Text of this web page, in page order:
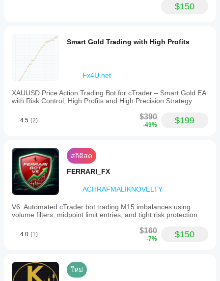
$150
Smart Gold Trading with High Profits
Fx4U.net
XAUUSD Price Action Trading Bot for cTrader – Smart Gold EA
with Risk Control, High Profits and High Precision Strategy
4.5 (2) $390
-49% $199
สถิติสด
FERRARI_FX
ACHRAFMALIKNOVELTY
V6: Automated cTrader bot trading M15 imbalances using
volume filters, midpoint limit entries, and tight risk protection
4.0 (1) $160
-7% $150
ใหม่